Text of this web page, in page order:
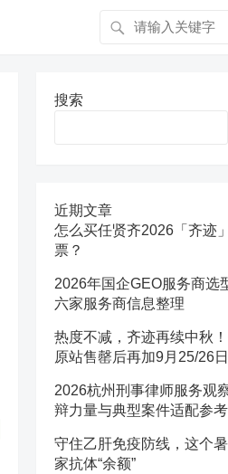
搜索
近期文章
怎么买任贤齐2026「齐迹
票？
2026年国企GEO服务商选
六家服务商信息整理
热度不减，齐迹再续中秋
原站售罄后再加9月25/26
2026杭州刑事律师服务观
辩力量与典型案件适配参考
守住乙肝免疫防线，这个
家抗体“余额”